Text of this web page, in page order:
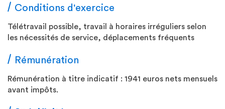
Conditions d'exercice
Télétravail possible, travail à horaires irréguliers selon
les nécessités de service, déplacements fréquents
Rémunération
Rémunération à titre indicatif : 1941 euros nets mensuels
avant impôts.